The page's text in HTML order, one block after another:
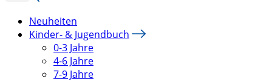
Neuheiten
Kinder- & Jugendbuch
0-3 Jahre
4-6 Jahre
7-9 Jahre